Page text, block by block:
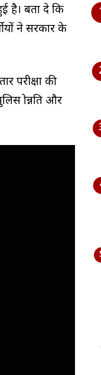
है। बता दे कि
ने सरकार के
परीक्षा की
प्रोन्नति और